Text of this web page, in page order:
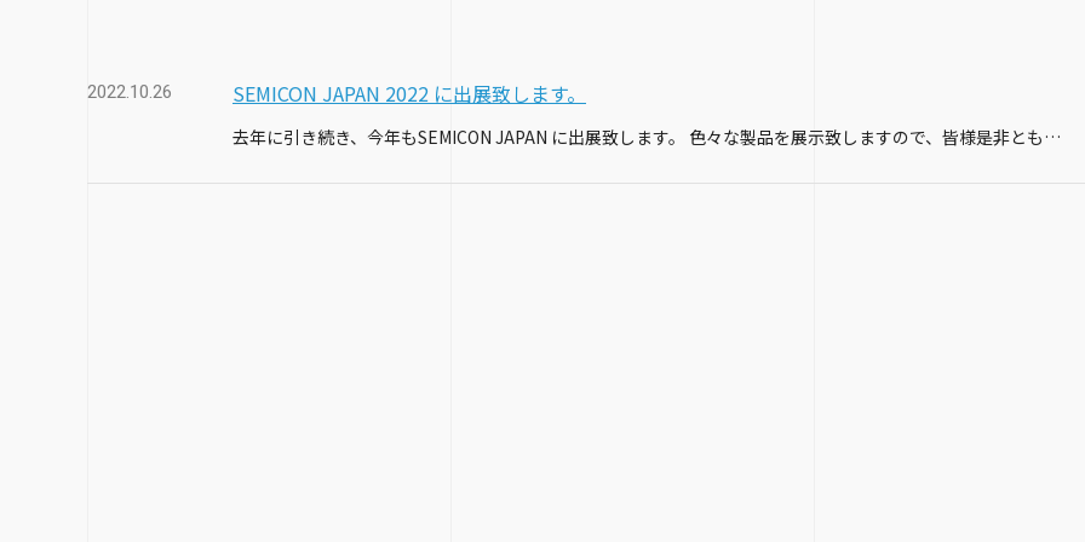
2022.10.26 SEMICON JAPAN 2022 に出展致します。
去年に引き続き、今年もSEMICON JAPAN に出展致します。 色々な製品を展示致しますので、皆様是非ともお立ち寄りください。 ☆☆☆☆☆☆☆☆☆☆☆☆☆☆☆☆☆☆☆☆☆☆ SEMICON JAPAN 2022 会期…